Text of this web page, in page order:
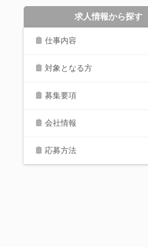
求人情報から探す
仕事内容
対象となる方
募集要項
会社情報
応募方法